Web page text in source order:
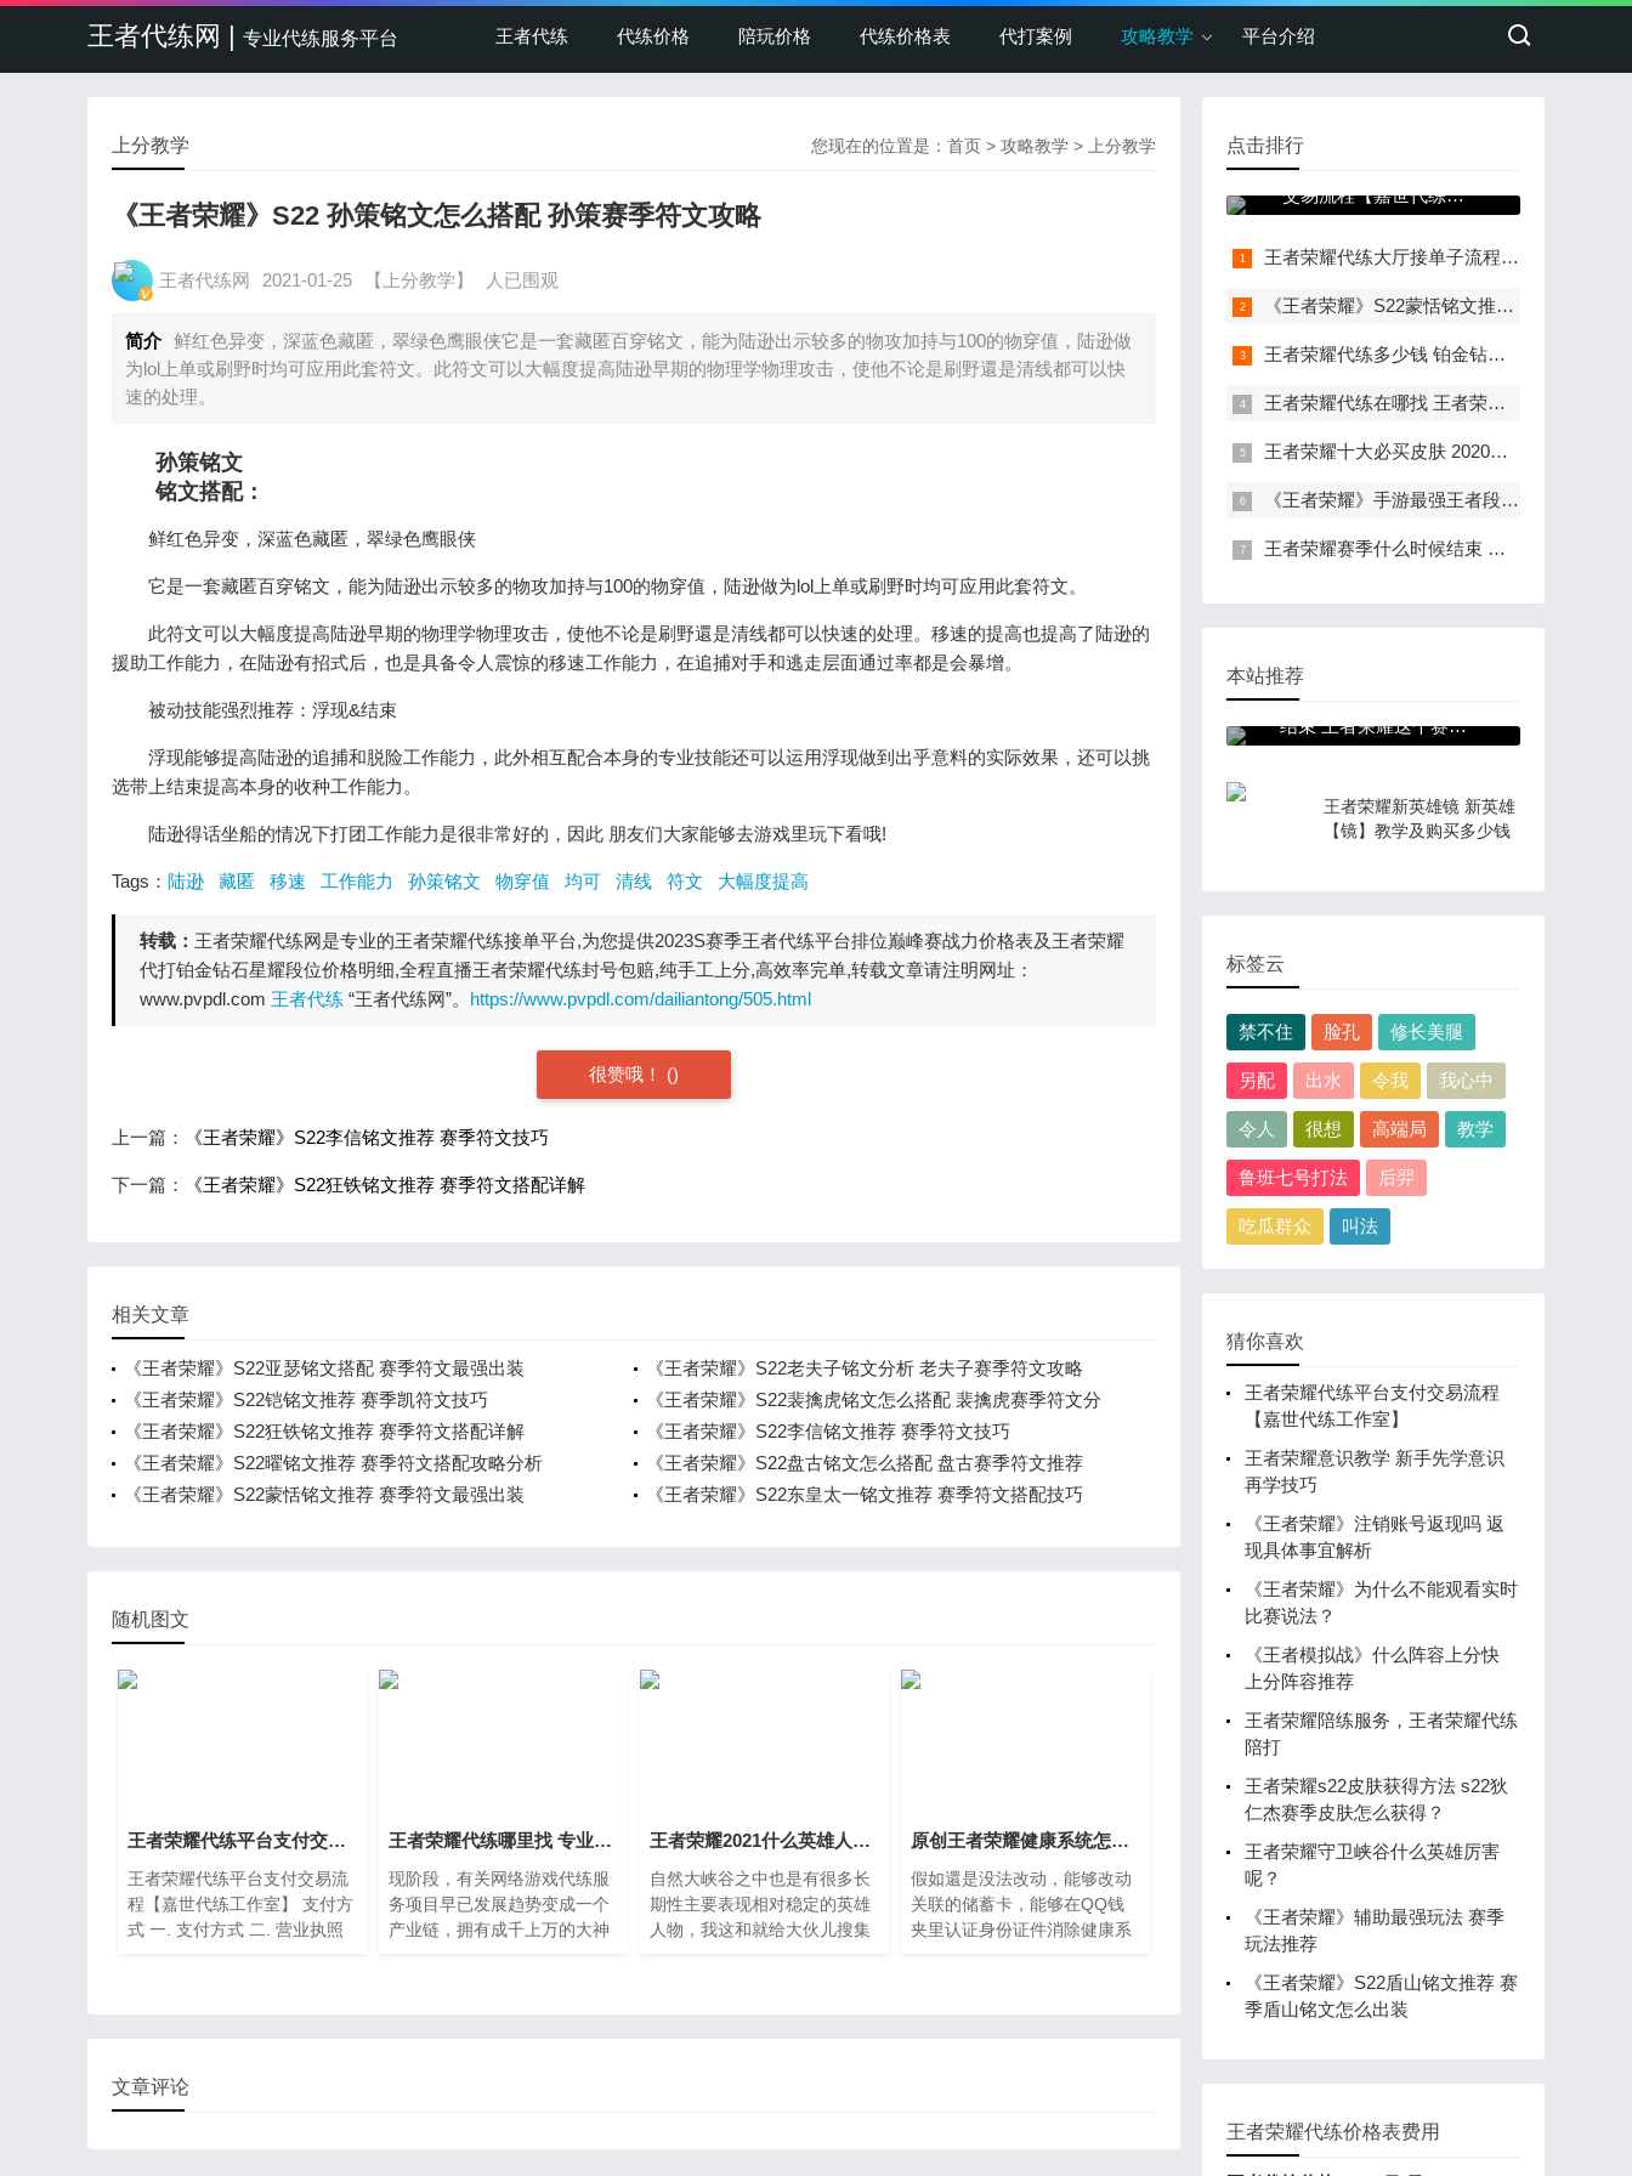
王者代练网 | 专业代练服务平台 王者代练 代练价格 陪玩价格 代练价格表 代打案例 攻略教学 平台介绍
您现在的位置是： 首页 > 攻略教学 > 上分教学
上分教学
《王者荣耀》S22 孙策铭文怎么搭配 孙策赛季符文攻略
王者代练网 2021-01-25 【上分教学】 人已围观
简介 鲜红色异变，深蓝色藏匿，翠绿色鹰眼侠它是一套藏匿百穿铭文，能为陆逊出示较多的物攻加持与100的物穿值，陆逊做
为lol上单或刷野时均可应用此套符文。此符文可以大幅度提高陆逊早期的物理学物理攻击，使他不论是刷野還是清线都可以快
速的处理。
孙策铭文
铭文搭配：
鲜红色异变，深蓝色藏匿，翠绿色鹰眼侠
它是一套藏匿百穿铭文，能为陆逊出示较多的物攻加持与100的物穿值，陆逊做为lol上单或刷野时均可应用此套符文。
此符文可以大幅度提高陆逊早期的物理学物理攻击，使他不论是刷野還是清线都可以快速的处理。移速的提高也提高了陆逊的
援助工作能力，在陆逊有招式后，也是具备令人震惊的移速工作能力，在追捕对手和逃走层面通过率都是会暴增。
被动技能强烈推荐：浮现&结束
浮现能够提高陆逊的追捕和脱险工作能力，此外相互配合本身的专业技能还可以运用浮现做到出乎意料的实际效果，还可以挑
选带上结束提高本身的收种工作能力。
陆逊得话坐船的情况下打团工作能力是很非常好的，因此 朋友们大家能够去游戏里玩下看哦!
Tags： 陆逊 藏匿 移速 工作能力 孙策铭文 物穿值 均可 清线 符文 大幅度提高
转载： 王者荣耀代练网是专业的王者荣耀代练接单平台,为您提供2023S赛季王者代练平台排位巅峰赛战力价格表及王者荣耀
代打铂金钻石星耀段位价格明细,全程直播王者荣耀代练封号包赔,纯手工上分,高效率完单,转载文章请注明网址：
www.pvpdl.com 王者代练 “王者代练网”。 https://www.pvpdl.com/dailiantong/505.html
很赞哦！ ()
上一篇： 《王者荣耀》S22李信铭文推荐 赛季符文技巧
下一篇： 《王者荣耀》S22狂铁铭文推荐 赛季符文搭配详解
相关文章
《王者荣耀》S22亚瑟铭文搭配 赛季符文最强出装
《王者荣耀》S22老夫子铭文分析 老夫子赛季符文攻略
《王者荣耀》S22铠铭文推荐 赛季凯符文技巧
《王者荣耀》S22裴擒虎铭文怎么搭配 裴擒虎赛季符文分
《王者荣耀》S22狂铁铭文推荐 赛季符文搭配详解
《王者荣耀》S22李信铭文推荐 赛季符文技巧
《王者荣耀》S22曜铭文推荐 赛季符文搭配攻略分析
《王者荣耀》S22盘古铭文怎么搭配 盘古赛季符文推荐
《王者荣耀》S22蒙恬铭文推荐 赛季符文最强出装
《王者荣耀》S22东皇太一铭文推荐 赛季符文搭配技巧
随机图文
王者荣耀代练平台支付交易流程【嘉世代练工作室】
王者荣耀代练平台支付交易流
程【嘉世代练工作室】 支付方
式 一. 支付方式 二. 营业执照
王者荣耀代练哪里找 专业的王者代打平台打手靠谱吗？
现阶段，有关网络游戏代练服
务项目早已发展趋势变成一个
产业链，拥有成千上万的大神
王者荣耀2021什么英雄人物冲分比较稳定 热门英雄推荐
自然大峡谷之中也是有很多长
期性主要表现相对稳定的英雄
人物，我这和就给大伙儿搜集
原创王者荣耀健康系统怎么解除？健康游戏系统解除方法
假如還是没法改动，能够改动
关联的储蓄卡，能够在QQ钱
夹里认证身份证件消除健康系
文章评论
点击排行
王者荣耀代练平台支付
交易流程【嘉世代练工
作室】
王者荣耀代练大厅接单子流程以及接单细节
《王者荣耀》S22蒙恬铭文推荐 赛季符文最强出装
王者荣耀代练多少钱 铂金钻石段位一颗星多少钱
王者荣耀代练在哪找 王者荣耀优质代练在哪里找
王者荣耀十大必买皮肤 2020王者荣耀十大必买皮肤有哪些
《王者荣耀》手游最强王者段位代练每星多少钱
王者荣耀赛季什么时候结束 王者荣耀这个赛季什么时候结束
本站推荐
王者荣耀赛季什么时候
结束 王者荣耀这个赛季
什么时候结束
王者荣耀新英雄镜 新英雄
【镜】教学及购买多少钱
标签云
禁不住 脸孔 修长美腿
另配 出水 令我 我心中
令人 很想 高端局 教学
鲁班七号打法 后羿
吃瓜群众 叫法
猜你喜欢
王者荣耀代练平台支付交易流程
【嘉世代练工作室】
王者荣耀意识教学 新手先学意识
再学技巧
《王者荣耀》注销账号返现吗 返
现具体事宜解析
《王者荣耀》为什么不能观看实时
比赛说法？
《王者模拟战》什么阵容上分快
上分阵容推荐
王者荣耀陪练服务，王者荣耀代练
陪打
王者荣耀s22皮肤获得方法 s22狄
仁杰赛季皮肤怎么获得？
王者荣耀守卫峡谷什么英雄厉害
呢？
《王者荣耀》辅助最强玩法 赛季
玩法推荐
《王者荣耀》S22盾山铭文推荐 赛
季盾山铭文怎么出装
王者荣耀代练价格表费用